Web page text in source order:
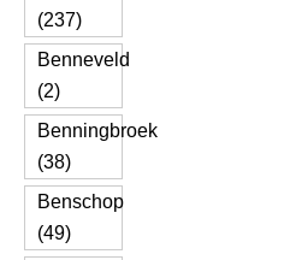
(237)
Benneveld
(2)
Benningbroek
(38)
Benschop
(49)